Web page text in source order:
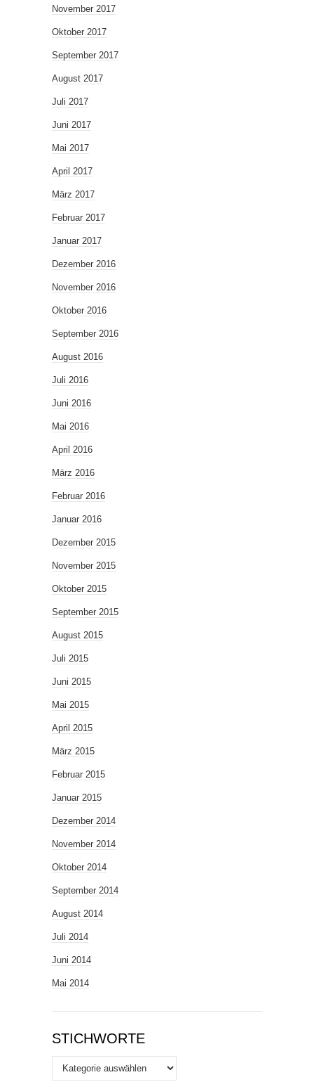
November 2017
Oktober 2017
September 2017
August 2017
Juli 2017
Juni 2017
Mai 2017
April 2017
März 2017
Februar 2017
Januar 2017
Dezember 2016
November 2016
Oktober 2016
September 2016
August 2016
Juli 2016
Juni 2016
Mai 2016
April 2016
März 2016
Februar 2016
Januar 2016
Dezember 2015
November 2015
Oktober 2015
September 2015
August 2015
Juli 2015
Juni 2015
Mai 2015
April 2015
März 2015
Februar 2015
Januar 2015
Dezember 2014
November 2014
Oktober 2014
September 2014
August 2014
Juli 2014
Juni 2014
Mai 2014
STICHWORTE
Stichworte